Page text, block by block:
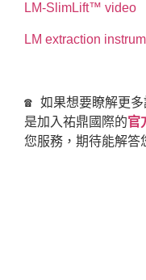
LM-SlimLift™ video
LM extraction
☎ 如果想要瞭解更多
是加入祐鼎國際的官